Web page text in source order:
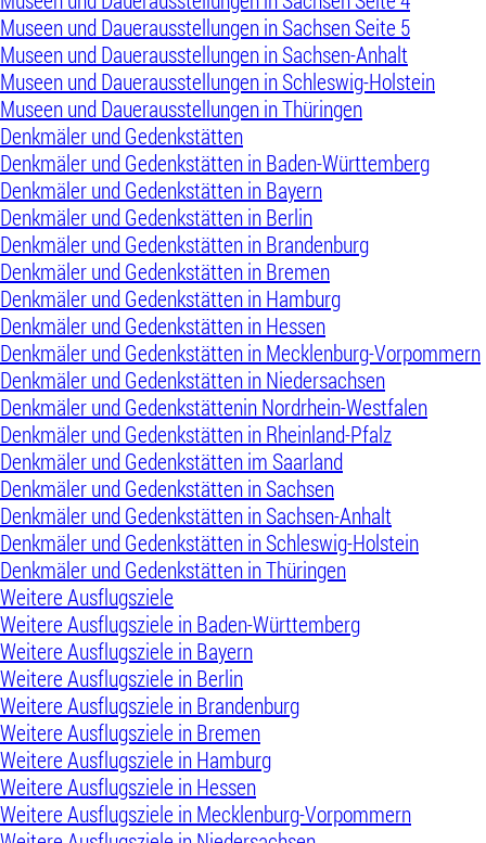
Museen und Dauerausstellungen in Sachsen Seite 5
Museen und Dauerausstellungen in Sachsen-Anhalt
Museen und Dauerausstellungen in Schleswig-Holstein
Museen und Dauerausstellungen in Thüringen
Denkmäler und Gedenkstätten
Denkmäler und Gedenkstätten in Baden-Württemberg
Denkmäler und Gedenkstätten in Bayern
Denkmäler und Gedenkstätten in Berlin
Denkmäler und Gedenkstätten in Brandenburg
Denkmäler und Gedenkstätten in Bremen
Denkmäler und Gedenkstätten in Hamburg
Denkmäler und Gedenkstätten in Hessen
Denkmäler und Gedenkstätten in Mecklenburg-Vorpommern
Denkmäler und Gedenkstätten in Niedersachsen
Denkmäler und Gedenkstättenin Nordrhein-Westfalen
Denkmäler und Gedenkstätten in Rheinland-Pfalz
Denkmäler und Gedenkstätten im Saarland
Denkmäler und Gedenkstätten in Sachsen
Denkmäler und Gedenkstätten in Sachsen-Anhalt
Denkmäler und Gedenkstätten in Schleswig-Holstein
Denkmäler und Gedenkstätten in Thüringen
Weitere Ausflugsziele
Weitere Ausflugsziele in Baden-Württemberg
Weitere Ausflugsziele in Bayern
Weitere Ausflugsziele in Berlin
Weitere Ausflugsziele in Brandenburg
Weitere Ausflugsziele in Bremen
Weitere Ausflugsziele in Hamburg
Weitere Ausflugsziele in Hessen
Weitere Ausflugsziele in Mecklenburg-Vorpommern